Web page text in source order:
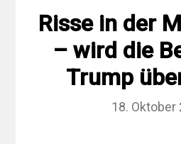
Risse in der
– wird die
Trump
18. Oktober